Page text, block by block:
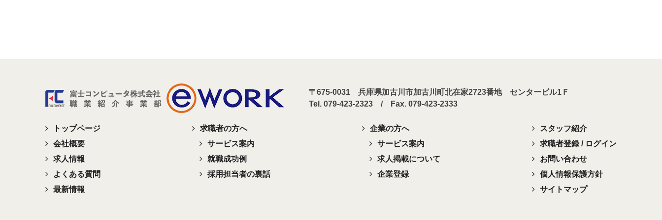
〒675-0031 兵庫県加古川市加古川町北在家2723番地 センタービル1Ｆ
Tel. 079-423-2323 / Fax. 079-423-2333
トップページ
会社概要
求人情報
よくある質問
最新情報
求職者の方へ
サービス案内
就職成功例
採用担当者の裏話
企業の方へ
サービス案内
求人掲載について
企業登録
スタッフ紹介
求職者登録 / ログイン
お問い合わせ
個人情報保護方針
サイトマップ